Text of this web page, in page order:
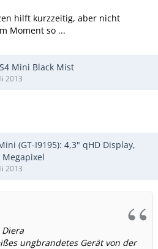
hilft kurzzeitig, aber nicht
Moment so ...
Mini Black Mist
2013
(GT-I9195): 4,3" qHD Display,
Megapixel
2013
ungbrandetes Gerät von der